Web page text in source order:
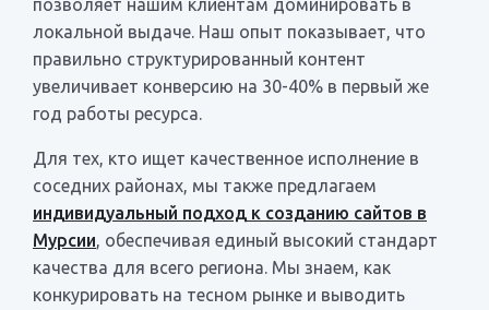
позволяет нашим клиентам доминировать в
локальной выдаче. Наш опыт показывает, что
правильно структурированный контент
увеличивает конверсию на 30-40% в первый же
год работы ресурса.
Для тех, кто ищет качественное исполнение в
соседних районах, мы также предлагаем
индивидуальный подход к созданию сайтов в
Мурсии, обеспечивая единый высокий стандарт
качества для всего региона. Мы знаем, как
конкурировать на тесном рынке и выводить